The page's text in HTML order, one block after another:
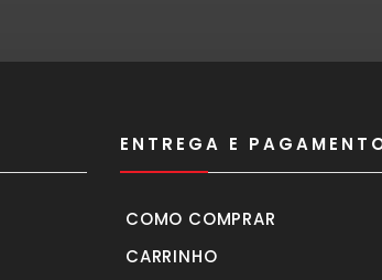
ENTREGA E
COMO COMPRAR
CARRINHO